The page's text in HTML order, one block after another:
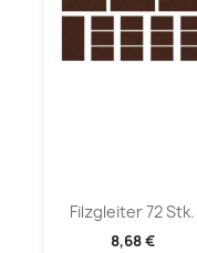
Filzgleiter 72 Stk.
8,68 €